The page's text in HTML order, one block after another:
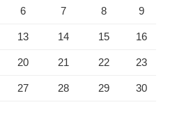
6 7 8 9
13 14 15 16
20 21 22 23
27 28 29 30